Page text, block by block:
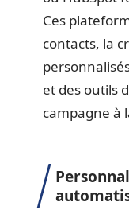
Ces
contacts, la
et des outils
campagne à